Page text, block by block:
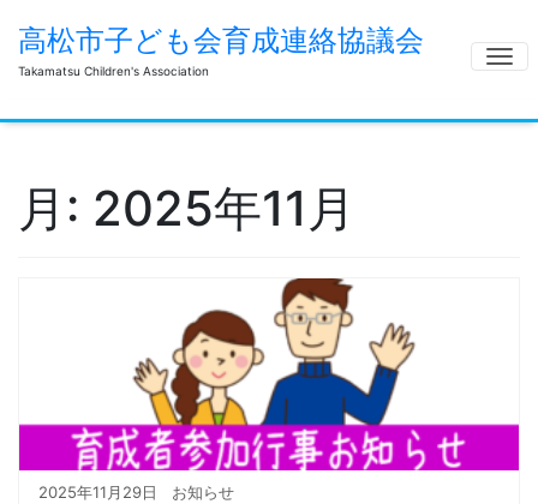
高松市子ども会育成連絡協議会
Takamatsu Children's Association ナ
月: 2025年11月
2025年11月29日 お知らせ